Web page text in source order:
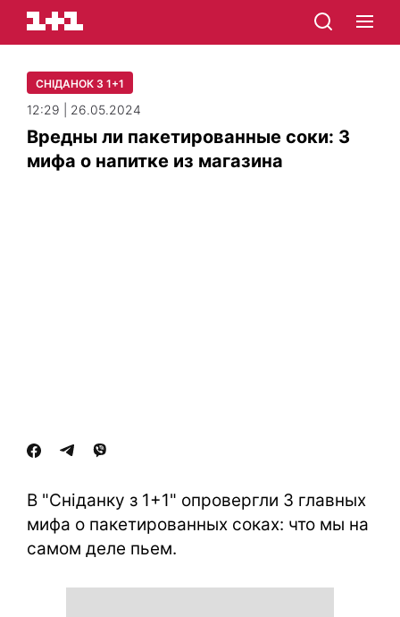
СНІДАНОК З 1+1
12:29 | 26.05.2024
Вредны ли пакетированные соки: 3
мифа о напитке из магазина
В "Сніданку з 1+1" опровергли 3 главных
мифа о пакетированных соках: что мы на
самом деле пьем.